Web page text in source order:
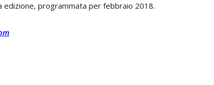
edizione, programmata per febbraio 2018.